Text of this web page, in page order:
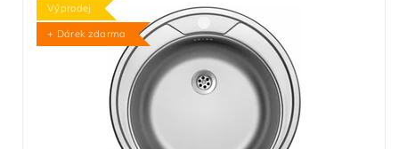
Výprodej
+ Dárek zdarma